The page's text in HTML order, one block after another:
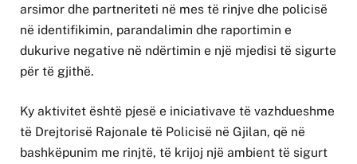
arsimor dhe partneriteti në mes të rinjve dhe policisë
në identifikimin, parandalimin dhe raportimin e
dukurive negative në ndërtimin e një mjedisi të sigurte
për të gjithë.
Ky aktivitet është pjesë e iniciativave të vazhdueshme
të Drejtorisë Rajonale të Policisë në Gjilan, që në
bashkëpunim me rinjtë, të krijoj një ambient të sigurt